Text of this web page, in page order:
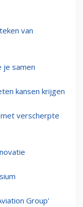
van
je samen
kansen krijgen
verscherpte
Group'